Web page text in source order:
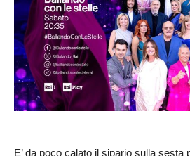
E’ da poco calato il sipario sulla sesta